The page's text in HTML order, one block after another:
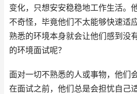
变化，只想安安稳稳地工作生活。
不奇怪，毕竟他们不太能够快速适
熟悉的环境本身就会让他们感到没
的环境面试呢？
面对一切不熟悉的人或事物，他们
在面试之前，他们总是会担忧自己